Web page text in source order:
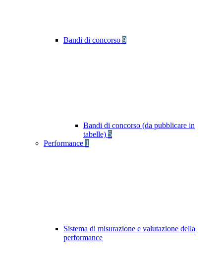
Bandi di concorso 9
Bandi di concorso (da pubblicare in
tabelle) 5
Performance 1
Sistema di misurazione e valutazione della
performance